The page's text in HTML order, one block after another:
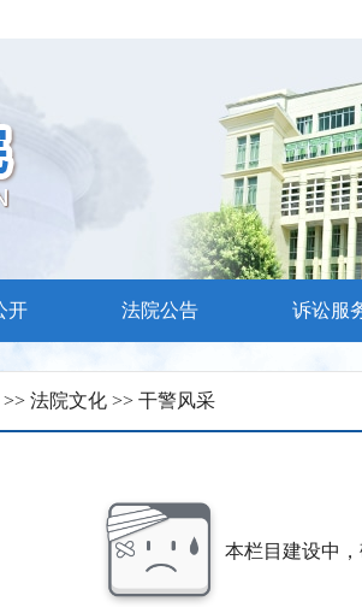
开 法院公告 诉讼服
>> 法院文化 >> 干警风采
本栏目建设中，